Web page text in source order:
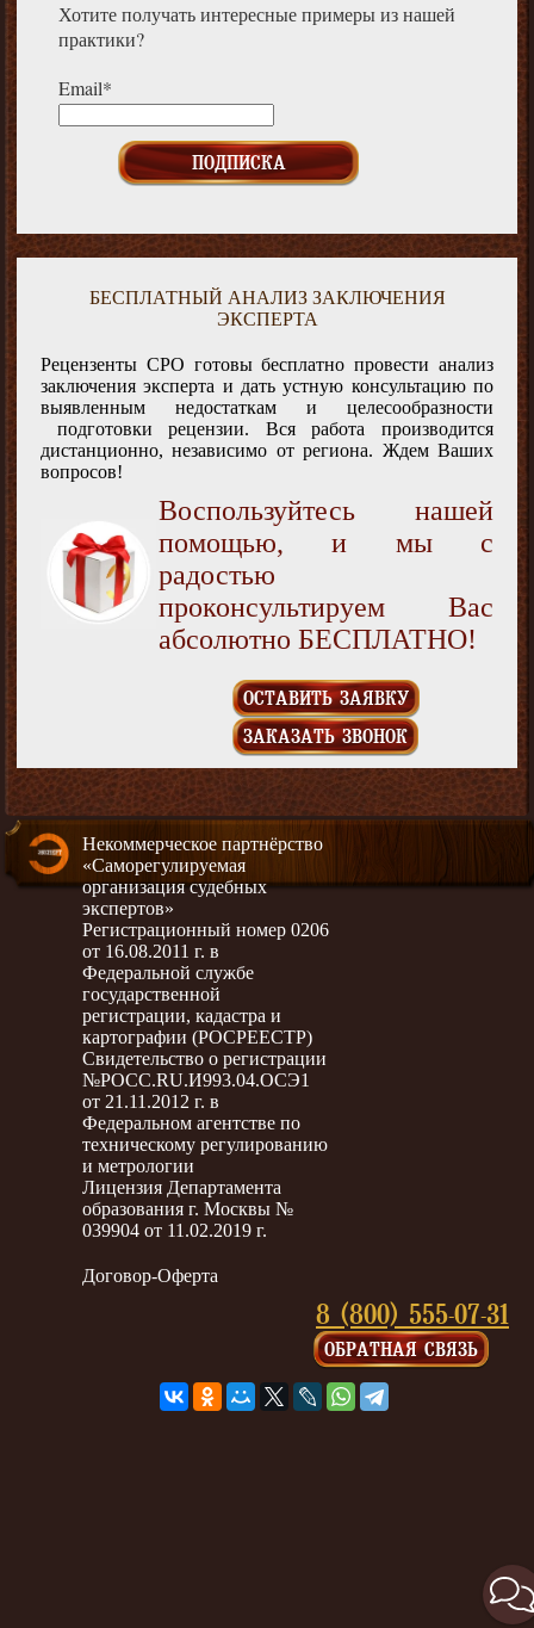
Хотите получать интересные примеры из нашей
практики?
Email*
БЕСПЛАТНЫЙ АНАЛИЗ ЗАКЛЮЧЕНИЯ
ЭКСПЕРТА
Рецензенты СРО готовы бесплатно провести анализ
заключения эксперта и дать устную консультацию по
выявленным недостаткам и целесообразности
подготовки рецензии. Вся работа производится
дистанционно, независимо от региона. Ждем Ваших
вопросов!
Воспользуйтесь нашей
помощью, и мы с
радостью
проконсультируем Вас
абсолютно БЕСПЛАТНО!
ОСТАВИТЬ ЗАЯВКУ
ЗАКАЗАТЬ ЗВОНОК
Некоммерческое партнёрство
«Саморегулируемая
организация судебных
экспертов»
Регистрационный номер 0206
от 16.08.2011 г. в
Федеральной службе
государственной
регистрации, кадастра и
картографии (РОСРЕЕСТР)
Свидетельство о регистрации
№РОСС.RU.И993.04.ОСЭ1
от 21.11.2012 г. в
Федеральном агентстве по
техническому регулированию
и метрологии
Лицензия Департамента
образования г. Москвы №
039904 от 11.02.2019 г.
Договор-Оферта
8 (800) 555-07-31
ОБРАТНАЯ СВЯЗЬ